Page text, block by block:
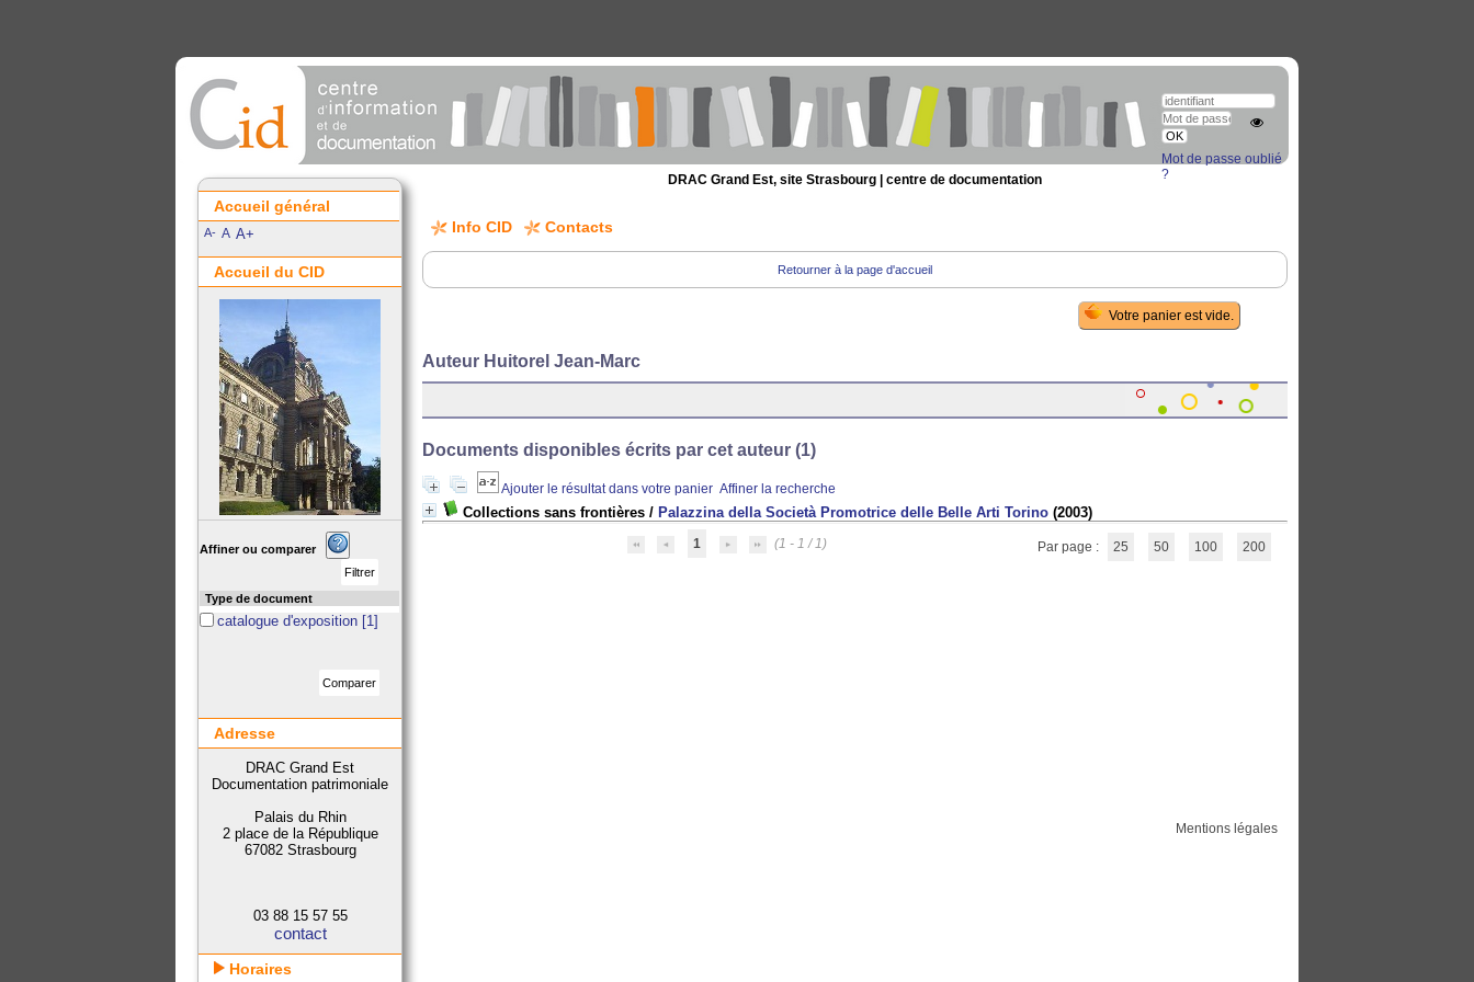
DRAC Grand Est, site Strasbourg | centre de documentation
Info CID Contacts
Retourner à la page d'accueil
Auteur Huitorel Jean-Marc
Documents disponibles écrits par cet auteur (1)
Ajouter le résultat dans votre panier Affiner la recherche
Collections sans frontières / Palazzina della Società Promotrice delle Belle Arti Torino (2003)
1 (1 - 1 / 1) Par page : 25 50 100 200
Mentions légales
Accueil général
A- A A+
Accueil du CID
Mot de passe oublié
?
Affiner ou comparer
Type de document
catalogue d'exposition [1]
Adresse
DRAC Grand Est
Documentation patrimoniale
Palais du Rhin
2 place de la République
67082 Strasbourg
03 88 15 57 55
contact
Horaires